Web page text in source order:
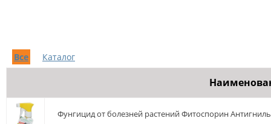
Все Каталог
Фунгицид от болезней растений Фитоспорин